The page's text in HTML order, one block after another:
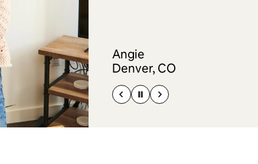
Angie
Denver, CO